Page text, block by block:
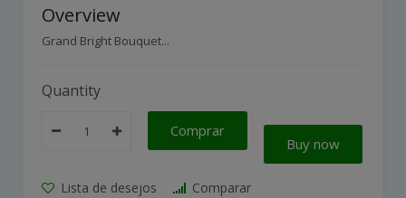
Overview
Grand Bright Bouquet...
Quantity
Comprar
Buy now
Lista de desejos
Comparar